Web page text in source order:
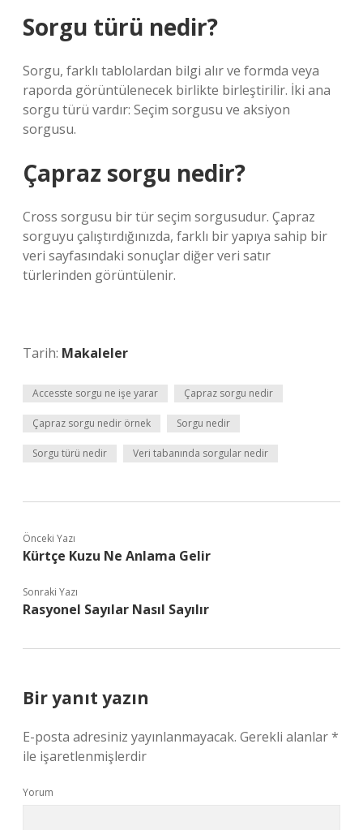
Sorgu türü nedir?
Sorgu, farklı tablolardan bilgi alır ve formda veya
raporda görüntülenecek birlikte birleştirilir. İki ana
sorgu türü vardır: Seçim sorgusu ve aksiyon
sorgusu.
Çapraz sorgu nedir?
Cross sorgusu bir tür seçim sorgusudur. Çapraz
sorguyu çalıştırdığınızda, farklı bir yapıya sahip bir
veri sayfasındaki sonuçlar diğer veri satır
türlerinden görüntülenir.
Tarih: Makaleler
Accesste sorgu ne işe yarar Çapraz sorgu nedir
Çapraz sorgu nedir örnek Sorgu nedir
Sorgu türü nedir Veri tabanında sorgular nedir
Önceki Yazı
Kürtçe Kuzu Ne Anlama Gelir
Sonraki Yazı
Rasyonel Sayılar Nasıl Sayılır
Bir yanıt yazın
E-posta adresiniz yayınlanmayacak. Gerekli alanlar*
ile işaretlenmişlerdir
Yorum